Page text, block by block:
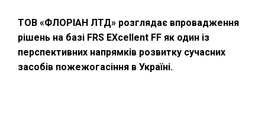
ТОВ «ФЛОРІАН ЛТД» розглядає впровадження
рішень на базі FRS EXcellent FF як один із
перспективних напрямків розвитку сучасних
засобів пожежогасіння в Україні.